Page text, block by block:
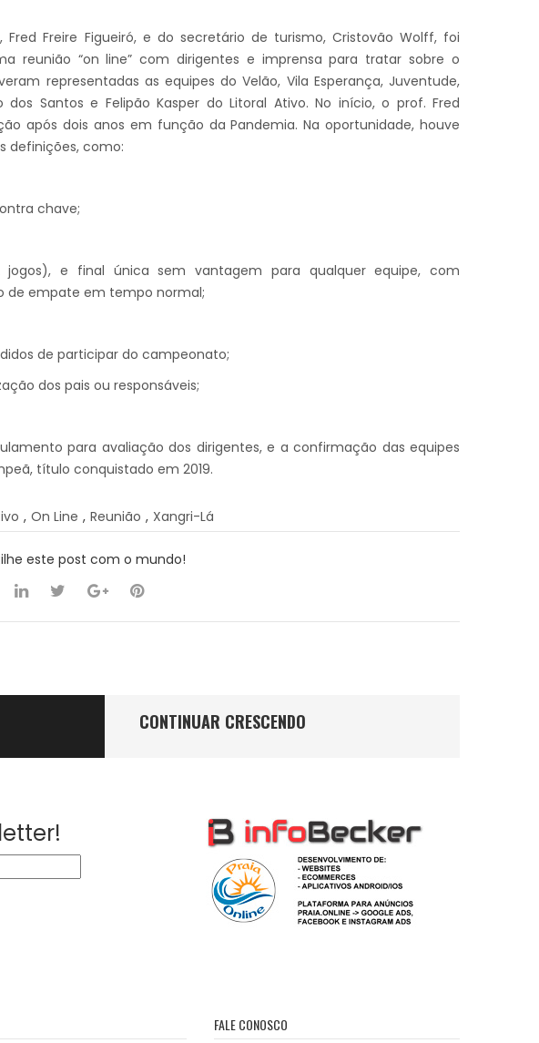
Freire Figueiró, e do secretário de turismo, Cristovão Wolff, foi
reunião “on line” com dirigentes e imprensa para tratar sobre o
representadas as equipes do Velão, Vila Esperança, Juventude,
dos Santos e Felipão Kasper do Litoral Ativo. No início, o prof. Fred
após dois anos em função da Pandemia. Na oportunidade, houve
definições, como:
chave;
e final única sem vantagem para qualquer equipe, com
de empate em tempo normal;
de participar do campeonato;
dos pais ou responsáveis;
para avaliação dos dirigentes, e a confirmação das equipes
título conquistado em 2019.
, On Line , Reunião , Xangri-Lá
este post com o mundo!
CONTINUAR CRESCENDO
FALE CONOSCO